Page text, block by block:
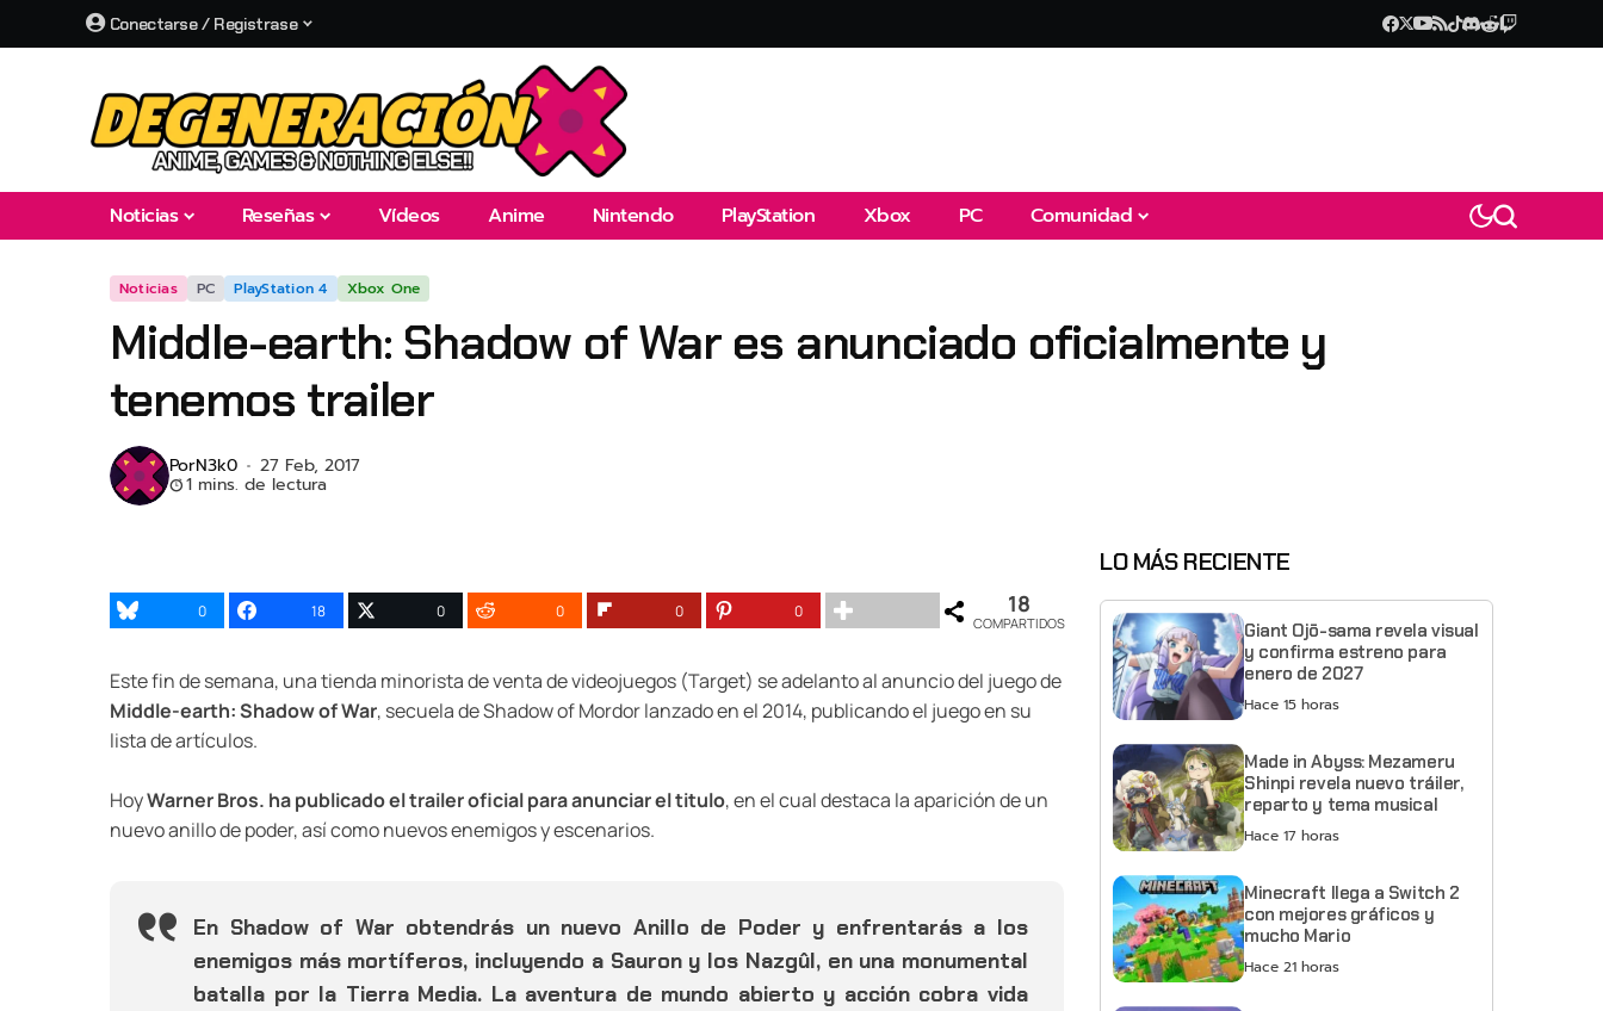
Conectarse / Registrase
Noticias Reseñas Vídeos Anime Nintendo PlayStation Xbox PC Comunidad
Noticias PC PlayStation 4 Xbox One
Middle-earth: Shadow of War es anunciado oficialmente y
tenemos trailer
PorN3k0 27 Feb, 2017
1 mins. de lectura
0 18 0 0 0 0 18
COMPARTIDOS
Este fin de semana, una tienda minorista de venta de videojuegos (Target) se adelanto al anuncio del juego de
Middle-earth: Shadow of War, secuela de Shadow of Mordor lanzado en el 2014, publicando el juego en su
lista de artículos.
HoyWarner Bros. ha publicado el trailer oficial para anunciar el titulo, en el cual destaca la aparición de un
nuevo anillo de poder, así como nuevos enemigos y escenarios.
En Shadow of War obtendrás un nuevo Anillo de Poder y enfrentarás a los
enemigos más mortíferos, incluyendo a Sauron y los Nazgûl, en una monumental
batalla por la Tierra Media. La aventura de mundo abierto y acción cobra vida
LO MÁS RECIENTE
Giant Ojō-sama revela visual
y confirma estreno para
enero de 2027
Hace 15 horas
Made in Abyss: Mezameru
Shinpi revela nuevo tráiler,
reparto y tema musical
Hace 17 horas
Minecraft llega a Switch 2
con mejores gráficos y
mucho Mario
Hace 21 horas